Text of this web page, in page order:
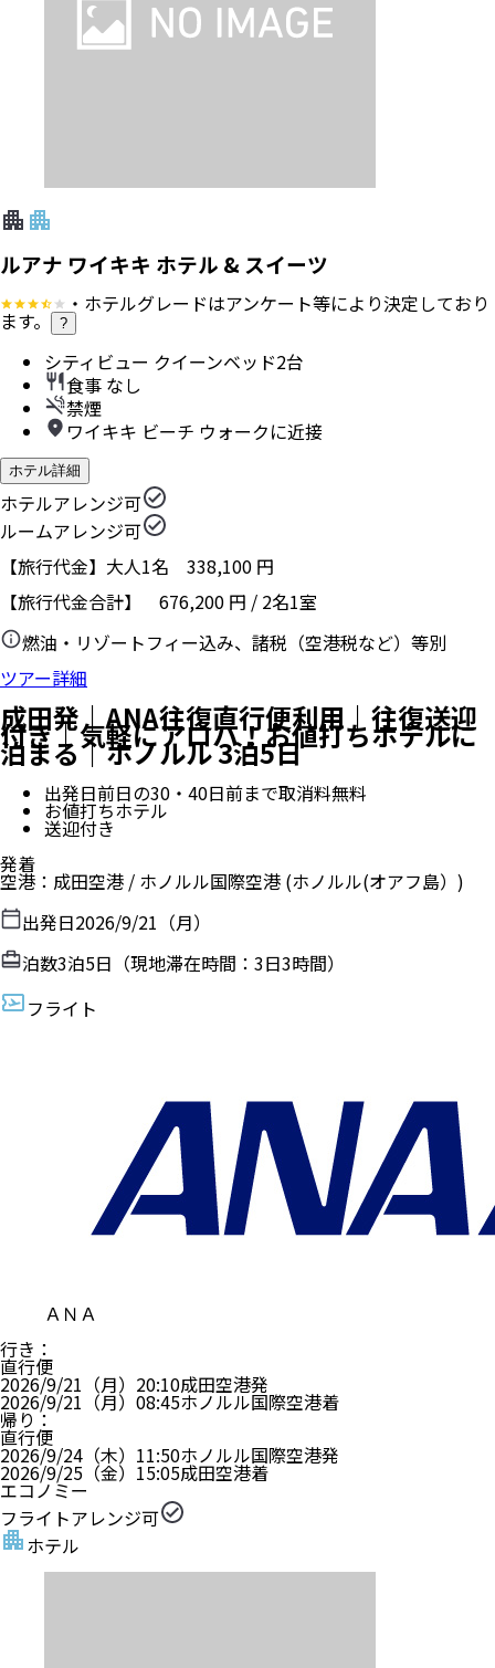
ルアナ ワイキキ ホテル & スイーツ
・ホテルグレードはアンケート等により決定しており
ます。 ?
シティビュー クイーンベッド2台
食事 なし
禁煙
ワイキキ ビーチ ウォークに近接
ホテル詳細
ホテルアレンジ可
ルームアレンジ可
【旅行代金】大人1名 338,100 円
【旅行代金合計】 676,200 円 / 2名1室
燃油・リゾートフィー込み、諸税（空港税など）等別
ツアー詳細
成田発｜ANA往復直行便利用｜往復送迎
付き｜気軽にアロハ！お値打ちホテルに
泊まる｜ホノルル 3泊5日
出発日前日の30・40日前まで取消料無料
お値打ちホテル
送迎付き
発着
空港 ： 成田空港 / ホノルル国際空港 (ホノルル(オアフ島）)
出発日2026/9/21（月）
泊数3泊5日（現地滞在時間： 3日3時間）
フライト
ＡＮＡ
行き ：
直行便
2026/9/21（月） 20:10成田空港発
2026/9/21（月） 08:45ホノルル国際空港着
帰り ：
直行便
2026/9/24（木） 11:50ホノルル国際空港発
2026/9/25（金） 15:05成田空港着
エコノミー
フライトアレンジ可
ホテル